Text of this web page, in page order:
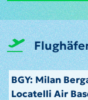
BGY: Milan
Locatelli Air